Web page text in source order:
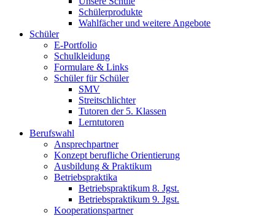
Schülerprodukte
Wahlfächer und weitere Angebote
Schüler
E-Portfolio
Schulkleidung
Formulare & Links
Schüler für Schüler
SMV
Streitschlichter
Tutoren der 5. Klassen
Lerntutoren
Berufswahl
Ansprechpartner
Konzept berufliche Orientierung
Ausbildung & Praktikum
Betriebspraktika
Betriebspraktikum 8. Jgst.
Betriebspraktikum 9. Jgst.
Kooperationspartner